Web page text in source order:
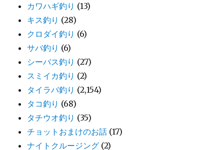
カワハギ釣り (13)
キス釣り (28)
クロダイ釣り (6)
サバ釣り (6)
シーバス釣り (27)
スミイカ釣り (2)
タイラバ釣り (2,154)
タコ釣り (68)
タチウオ釣り (35)
チョットおまけのお話 (17)
ナイトクルージング (2)